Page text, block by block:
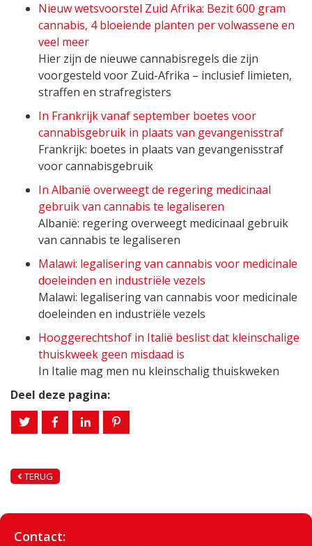
Nieuw wetsvoorstel Zuid Afrika: Bezit 600 gram
cannabis, 4 bloeiende planten per volwassene en
veel meer
Hier zijn de nieuwe cannabisregels die zijn
voorgesteld voor Zuid-Afrika – inclusief limieten,
straffen en strafregisters
In Frankrijk vanaf september boetes voor
cannabisgebruik in plaats van gevangenisstraf
Frankrijk: boetes in plaats van gevangenisstraf
voor cannabisgebruik
In Albanië overweegt de regering medicinaal
gebruik van cannabis te legaliseren
Albanië: regering overweegt medicinaal gebruik
van cannabis te legaliseren
Malawi: legalisering van cannabis voor medicinale
doeleinden en industriële vezels
Malawi: legalisering van cannabis voor medicinale
doeleinden en industriële vezels
Hooggerechtshof in Italië beslist dat kleinschalige
thuiskweek geen misdaad is
In Italie mag men nu kleinschalig thuiskweken
Deel deze pagina:
TERUG
Contact: